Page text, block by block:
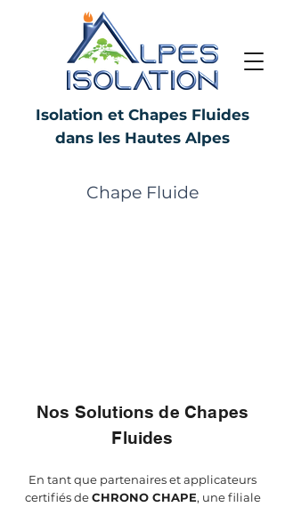
Isolation et Chapes Fluides
dans les Hautes Alpes
anhydriteChape Fluide
Nos Solutions de Chapes
Fluides
En tant que partenaires et applicateurs
certifiés deCHRONO CHAPE, une filiale